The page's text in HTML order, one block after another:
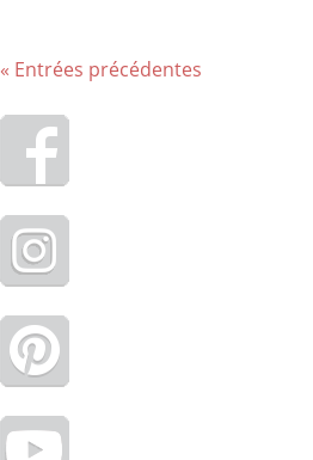
« Entrées précédentes